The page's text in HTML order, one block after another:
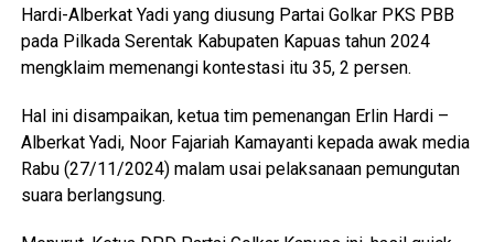
Hardi-Alberkat Yadi yang diusung Partai Golkar PKS PBB
pada Pilkada Serentak Kabupaten Kapuas tahun 2024
mengklaim memenangi kontestasi itu 35, 2 persen.
Hal ini disampaikan, ketua tim pemenangan Erlin Hardi –
Alberkat Yadi, Noor Fajariah Kamayanti kepada awak media
Rabu (27/11/2024) malam usai pelaksanaan pemungutan
suara berlangsung.